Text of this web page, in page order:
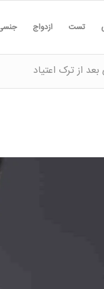
تست ازدواج
از ترک اعتیاد